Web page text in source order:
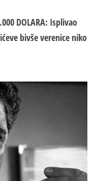
DOLARA: Isplivao
bivše verenice niko